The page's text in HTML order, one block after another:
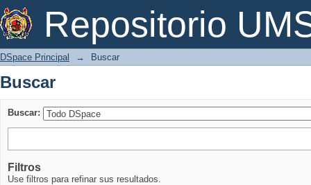
Repositorio
Buscar
DSpace Principal → Buscar
Buscar
Buscar:
Filtros
Use filtros para refinar sus resultados.